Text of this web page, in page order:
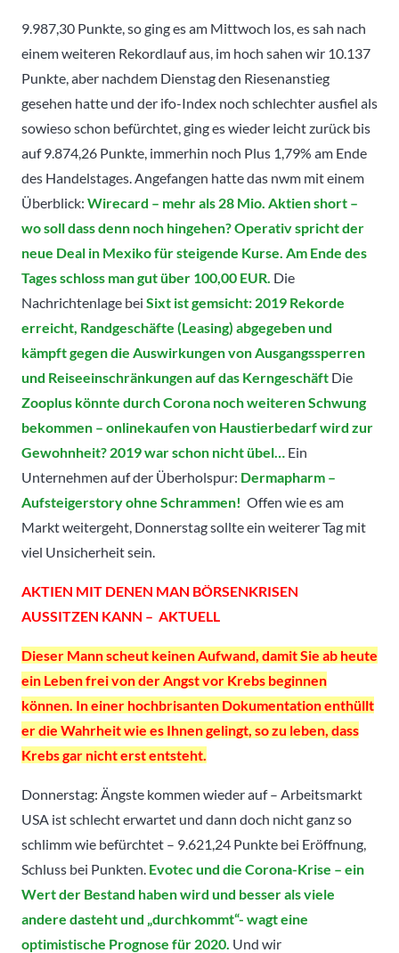
9.987,30 Punkte, so ging es am Mittwoch los, es sah nach
einem weiteren Rekordlauf aus, im hoch sahen wir 10.137
Punkte, aber nachdem Dienstag den Riesenanstieg
gesehen hatte und der ifo-Index noch schlechter ausfiel als
sowieso schon befürchtet, ging es wieder leicht zurück bis
auf 9.874,26 Punkte, immerhin noch Plus 1,79% am Ende
des Handelstages. Angefangen hatte das nwm mit einem
Überblick: Wirecard – mehr als 28 Mio. Aktien short –
wo soll dass denn noch hingehen? Operativ spricht der
neue Deal in Mexiko für steigende Kurse. Am Ende des
Tages schloss man gut über 100,00 EUR. Die
Nachrichtenlage bei Sixt ist gemsicht: 2019 Rekorde
erreicht, Randgeschäfte (Leasing) abgegeben und
kämpft gegen die Auswirkungen von Ausgangssperren
und Reiseeinschränkungen auf das Kerngeschäft Die
Zooplus könnte durch Corona noch weiteren Schwung
bekommen – onlinekaufen von Haustierbedarf wird zur
Gewohnheit? 2019 war schon nicht übel… Ein
Unternehmen auf der Überholspur: Dermapharm –
Aufsteigerstory ohne Schrammen! Offen wie es am
Markt weitergeht, Donnerstag sollte ein weiterer Tag mit
viel Unsicherheit sein.
AKTIEN MIT DENEN MAN BÖRSENKRISEN
AUSSITZEN KANN – AKTUELL
Dieser Mann scheut keinen Aufwand, damit Sie ab heute
ein Leben frei von der Angst vor Krebs beginnen
können. In einer hochbrisanten Dokumentation enthüllt
er die Wahrheit wie es Ihnen gelingt, so zu leben, dass
Krebs gar nicht erst entsteht.
Donnerstag: Ängste kommen wieder auf – Arbeitsmarkt
USA ist schlecht erwartet und dann doch nicht ganz so
schlimm wie befürchtet – 9.621,24 Punkte bei Eröffnung,
Schluss bei Punkten. Evotec und die Corona-Krise – ein
Wert der Bestand haben wird und besser als viele
andere dasteht und „durchkommt“- wagt eine
optimistische Prognose für 2020. Und wir